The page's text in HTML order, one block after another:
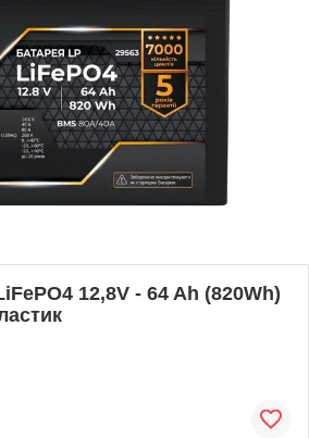
12,8V - 64 Ah (820Wh)